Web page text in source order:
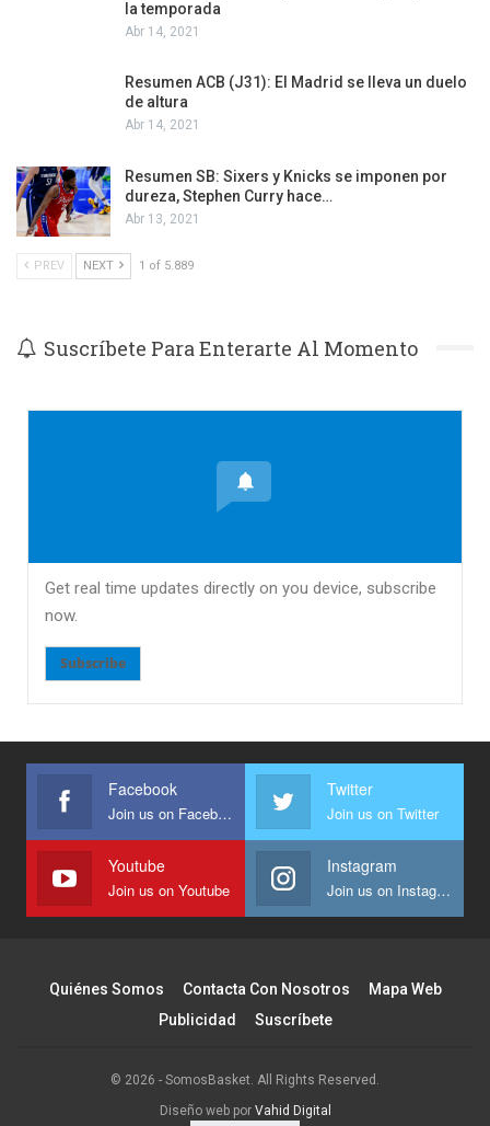
la temporada
Abr 14, 2021
Resumen ACB (J31): El Madrid se lleva un duelo
de altura
Abr 14, 2021
Resumen SB: Sixers y Knicks se imponen por
dureza, Stephen Curry hace…
Abr 13, 2021
PREV NEXT 1 of 5.889
Suscríbete Para Enterarte Al Momento
Get real time updates directly on you device, subscribe
now.
Subscribe
Facebook
Join us on Facebook
Twitter
Join us on Twitter
Youtube
Join us on Youtube
Instagram
Join us on Instagram
Quiénes Somos Contacta Con Nosotros
Mapa Web
Publicidad
Suscríbete
© 2026 - SomosBasket. All Rights Reserved.
Diseño web por Vahid Digital